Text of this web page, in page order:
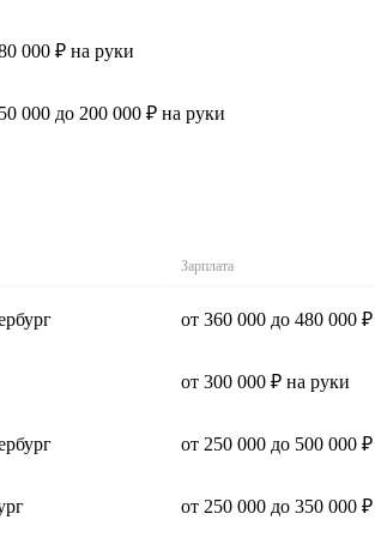
000 ₽ на руки
000 до 200 000 ₽ на руки
Зарплата
от 360 000 до 480 000
от 300 000 ₽ на руки
от 250 000 до 500 000
от 250 000 до 350 000